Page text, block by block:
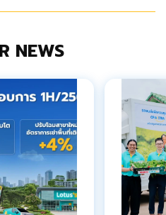
NEWS